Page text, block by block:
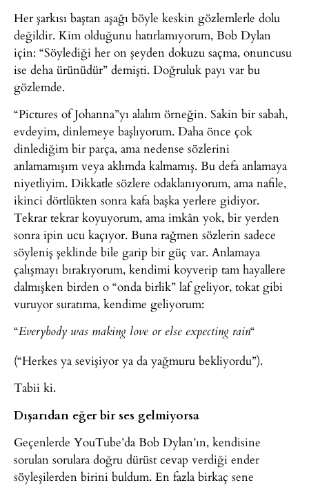
Her şarkısı baştan aşağı böyle keskin gözlemlerle dolu
değildir. Kim olduğunu hatırlamıyorum, Bob Dylan
için: “Söylediği her on şeyden dokuzu saçma, onuncusu
ise deha ürünüdür” demişti. Doğruluk payı var bu
gözlemde.
“Pictures of Johanna”yı alalım örneğin. Sakin bir sabah,
evdeyim, dinlemeye başlıyorum. Daha önce çok
dinlediğim bir parça, ama nedense sözlerini
anlamamışım veya aklımda kalmamış. Bu defa anlamaya
niyetliyim. Dikkatle sözlere odaklanıyorum, ama nafile,
ikinci dörtlükten sonra kafa başka yerlere gidiyor.
Tekrar tekrar koyuyorum, ama imkân yok, bir yerden
sonra ipin ucu kaçıyor. Buna rağmen sözlerin sadece
söyleniş şeklinde bile garip bir güç var. Anlamaya
çalışmayı bırakıyorum, kendimi koyverip tam hayallere
dalmışken birden o “onda birlik” laf geliyor, tokat gibi
vuruyor suratıma, kendime geliyorum:
“Everybody was making love or else expecting rain“
(“Herkes ya sevişiyor ya da yağmuru bekliyordu”).
Tabii ki.
Dışarıdan eğer bir ses gelmiyorsa
Geçenlerde YouTube’da Bob Dylan’ın, kendisine
sorulan sorulara doğru dürüst cevap verdiği ender
söyleşilerden birini buldum. En fazla birkaç sene